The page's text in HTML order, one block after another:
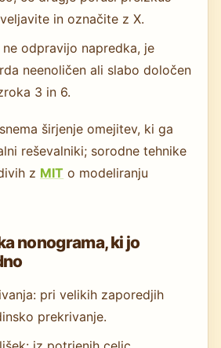
in označite z X.
odpravijo napredka, je
neenoličen ali slabo določen
3 in 6.
širjenje omejitev, ki ga
reševalniki; sorodne tehnike
z MIT o modeliranju
nonograma, ki jo
pri velikih zaporedjih
prekrivanje.